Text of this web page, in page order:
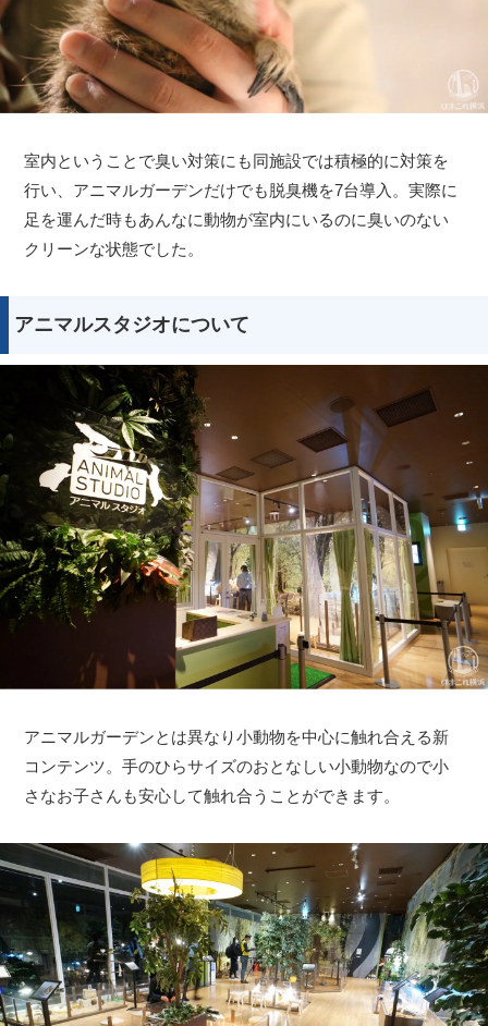
室内ということで臭い対策にも同施設では積極的に対策を
行い、アニマルガーデンだけでも脱臭機を7台導入。実際に
足を運んだ時もあんなに動物が室内にいるのに臭いのない
クリーンな状態でした。
アニマルスタジオについて
アニマルガーデンとは異なり小動物を中心に触れ合える新
コンテンツ。手のひらサイズのおとなしい小動物なので小
さなお子さんも安心して触れ合うことができます。